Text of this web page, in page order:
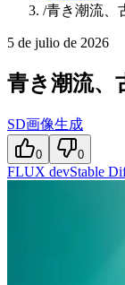
/青き潮流、
5 de julio de 2026
青き潮流、
SD画像生成
0 0
FLUX devStable